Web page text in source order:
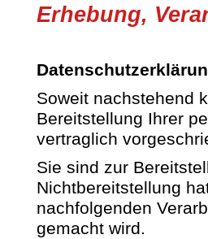
Erhebung,
Soweit nachstehend
Bereitstellung Ihrer
vertraglich
Sie sind zur
Nichtbereitstellung
nachfolgenden
gemacht wird.